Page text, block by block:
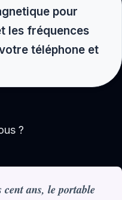
pour
les fréquences
téléphone et
?
cent ans, le portable